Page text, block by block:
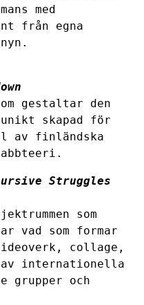
med
från egna
gestaltar den
skapad för
av finländska
Struggles
som
vad som formar
collage,
internationella
grupper och